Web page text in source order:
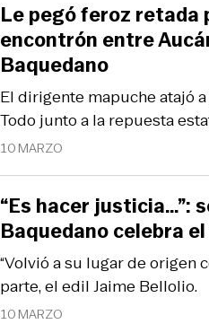
10 MARZO
El dirigente mapuche atajó
Todo junto a la repuesta
Le pegó feroz retada
encontrón entre
Baquedano
10 MARZO
“Volvió a su lugar de origen
parte, el edil Jaime Bellolio.
“Es hacer justicia…”:
Baquedano celebra